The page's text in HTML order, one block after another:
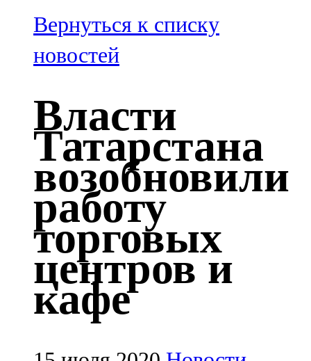
100,3 FM
Зәй
106,6 FM
Кадыбаш
105,2 FM
Казан
91,5 FM
Кайбыч
106,1 FM
Кама тамагы
71,51 FM
Кукмара
Вернуться к списку
новостей
Власти
Татарстана
возобновили
работу
торговых
центров и
кафе